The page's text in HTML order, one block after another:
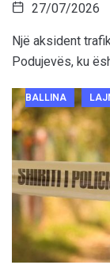
27/07/2026
Një aksident
Podujevës, ku
BALLINA